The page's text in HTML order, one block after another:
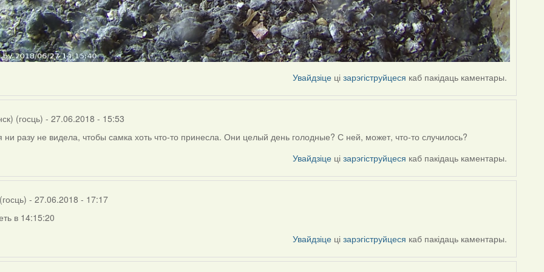
Увайдзіце цізарэгіструйцеся каб пакідаць каментары.
(госць) - 27.06.2018 - 15:53
ни разу не видела, чтобы самка хоть что-то принесла. Они целый день голодные? С ней, может, что-то случилось?
Увайдзіце цізарэгіструйцеся каб пакідаць каментары.
- 27.06.2018 - 17:17
в 14:15:20
Увайдзіце цізарэгіструйцеся каб пакідаць каментары.